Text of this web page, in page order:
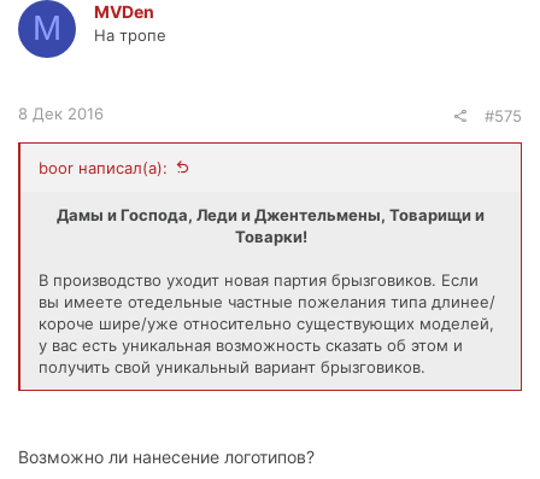
M MVDen
На тропе
8 Дек 2016 #575
boor написал(а):
Дамы и Господа, Леди и Джентельмены, Товарищи и
Товарки!
В производство уходит новая партия брызговиков. Если
вы имеете отедельные частные пожелания типа длинее/
короче шире/уже относительно существующих моделей,
у вас есть уникальная возможность сказать об этом и
получить свой уникальный вариант брызговиков.
Возможно ли нанесение логотипов?